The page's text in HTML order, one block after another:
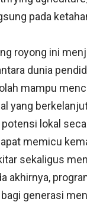
pada
royong ini
dunia
mampu
yang
lokal
memicu
sekaligus
akhirnya,
generasi